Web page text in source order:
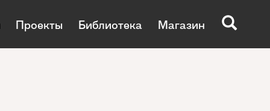
Проекты Библиотека Магазин